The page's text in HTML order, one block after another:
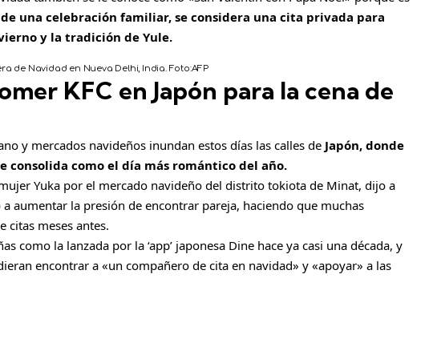
una celebración familiar, se considera una cita privada para
y la tradición de Yule.
de Navidad en Nueva Delhi, India.Foto:AFP
KFC en Japón para la cena de
y mercados navideños inundan estos días las calles de Japón, donde
consolida como el día más romántico del año.
Yuka por el mercado navideño del distrito tokiota de Minat, dijo a
a aumentar la presión de encontrar pareja, haciendo que muchas
citas meses antes.
como la lanzada por la ‘app’ japonesa Dine hace ya casi una década, y
encontrar a «un compañero de cita en navidad» y «apoyar» a las